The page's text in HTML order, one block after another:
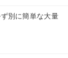
別に簡単な大量